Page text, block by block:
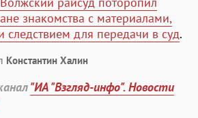
знакомства с материалами,
следствием для передачи в суд.
Константин Халин
"ИА "Взгляд-инфо". Новости